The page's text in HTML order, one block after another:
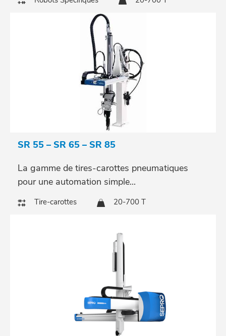
SR 55 – SR 65 – SR 85
La gamme de tires-carottes pneumatiques
pour une automation simple...
Tire-carottes 20-700 T